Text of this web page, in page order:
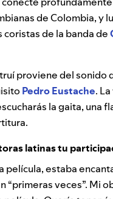
de Colombia, y
coristas de la banda de
proviene del sonido
Pedro Eustache.
la gaita, una
latinas tu
película, estaba
“primeras veces”. Mi